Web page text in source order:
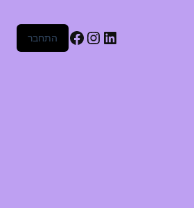
LinkedIn
Instagram
Facebook
התחבר